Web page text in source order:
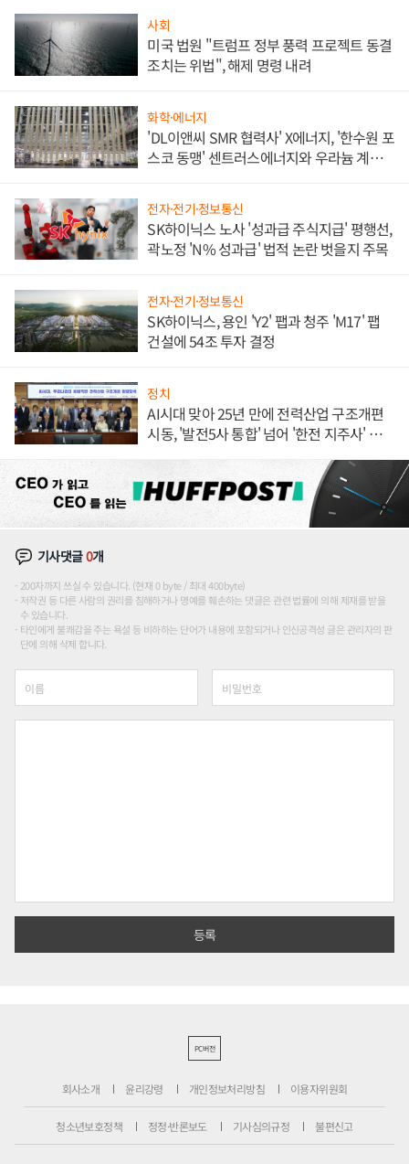
사회
미국 법원 "트럼프 정부 풍력 프로젝트 동결
조치는 위법", 해제 명령 내려
화학·에너지
'DL이앤씨 SMR 협력사' X에너지, '한수원 포
스코 동맹' 센트러스에너지와 우라늄 계약
전자·전기·정보통신
SK하이닉스 노사 '성과급 주식지급' 평행선,
곽노정 'N% 성과급' 법적 논란 벗을지 주목
전자·전기·정보통신
SK하이닉스, 용인 'Y2' 팹과 청주 'M17' 팹
건설에 54조 투자 결정
정치
AI시대 맞아 25년 만에 전력산업 구조개편
시동, '발전5사 통합' 넘어 '한전 지주사' 재편
기사댓글0개
200자까지 쓰실 수 있습니다. (현재 0 byte / 최대 400byte)
저작권 등 다른 사람의 권리를 침해하거나 명예를 훼손하는 댓글은 관련 법률에 의해 제재를 받을
수 있습니다.
타인에게 불쾌감을 주는 욕설 등 비하하는 단어가 내용에 포함되거나 인신공격성 글은 관리자의 판
단에 의해 삭제 합니다.
PC버전
회사소개 윤리강령 개인정보처리방침 이용자위원회
청소년보호정책 정정·반론보도 기사심의규정 불편신고